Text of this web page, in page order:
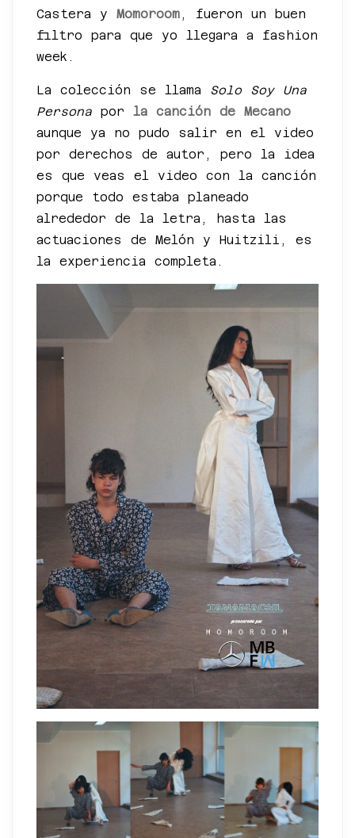
Castera y Momoroom , fueron un buen
filtro para que yo llegara a fashion
week.
La colección se llama Solo Soy Una
Persona por la canción de Mecano
aunque ya no pudo salir en el video
por derechos de autor, pero la idea
es que veas el video con la canción
porque todo estaba planeado
alrededor de la letra, hasta las
actuaciones de Melón y Huitzili, es
la experiencia completa.